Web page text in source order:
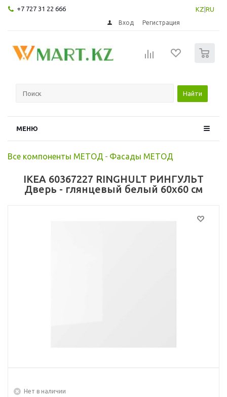
+7 727 31 22 666 KZ RU
Вход Регистрация
Найти
МЕНЮ
Все компоненты МЕТОД - Фасады МЕТОД
IKEA 60367227 RINGHULT РИНГУЛЬТ
Дверь - глянцевый белый 60x60 см
Нет в наличии